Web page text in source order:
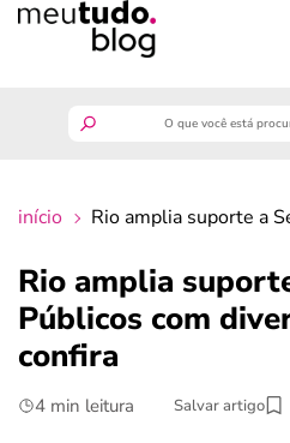
finanças
benefícios
início Rio amplia suporte a
Rio amplia
Públicos com
confira
4 min leitura Salvar artigo